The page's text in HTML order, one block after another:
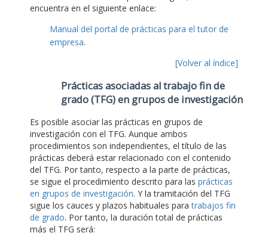
encuentra en el siguiente enlace:
Manual del portal de prácticas para el tutor de
empresa.
[Volver al índice]
Prácticas asociadas al trabajo fin de
grado (TFG) en grupos de investigación
Es posible asociar las prácticas en grupos de
investigación con el TFG. Aunque ambos
procedimientos son independientes, el título de las
prácticas deberá estar relacionado con el contenido
del TFG. Por tanto, respecto a la parte de prácticas,
se sigue el procedimiento descrito para las prácticas
en grupos de investigación. Y la tramitación del TFG
sigue los cauces y plazos habituales paratrabajos fin
de grado. Por tanto, la duración total de prácticas
más el TFG será: